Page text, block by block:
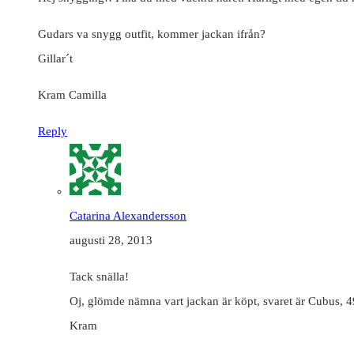
Gudars va snygg outfit, kommer jackan ifrån?
Gillar´t
Kram Camilla
Reply
Catarina Alexandersson
augusti 28, 2013
Tack snälla!
Oj, glömde nämna vart jackan är köpt, svaret är Cubus,
Kram